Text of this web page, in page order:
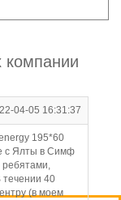
04-05 16:31:37
195*60
с Ялты в Симф
ребятами,
40
(в моем